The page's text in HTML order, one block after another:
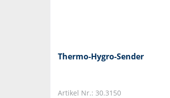
Thermo-Hygro-Sender
Artikel Nr.: 30.3150